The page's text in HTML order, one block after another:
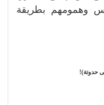
وهمومهم بطريقة
حدوتة)!